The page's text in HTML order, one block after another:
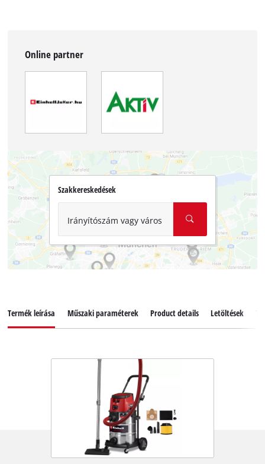
Online partner
Szakkereskedések
Irányítószám vagy város
Termék leírása Műszaki paraméterek Product details Letöltések